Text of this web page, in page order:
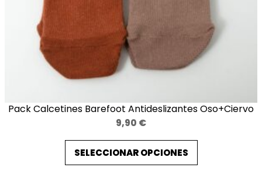
Pack Calcetines Barefoot Antideslizantes Oso+Ciervo
9,90 €
SELECCIONAR OPCIONES